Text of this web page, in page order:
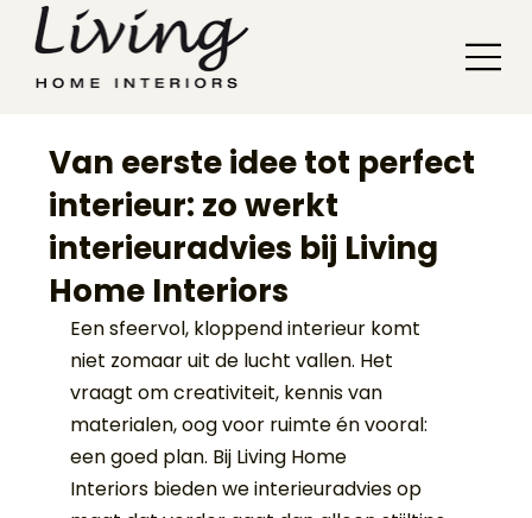
Van eerste idee tot perfect
interieur: zo werkt
interieuradvies bij Living
Home Interiors
Een sfeervol, kloppend interieur komt
niet zomaar uit de lucht vallen. Het
vraagt om creativiteit, kennis van
materialen, oog voor ruimte én vooral:
een goed plan. Bij Living Home
Interiors bieden we interieuradvies op